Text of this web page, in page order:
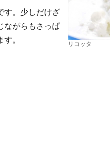
リコッタ
す。少しだけざ
ながらもさっぱ
。